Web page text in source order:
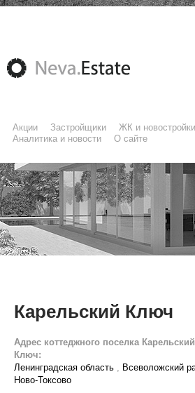
Акции Застройщики ЖК и новостройки
Аналитика и новости
О сайте
Карельский Ключ
Адрес коттеджного поселка Карельский
Ключ:
Ленинградская область , Всеволожский
Ново-Токсово